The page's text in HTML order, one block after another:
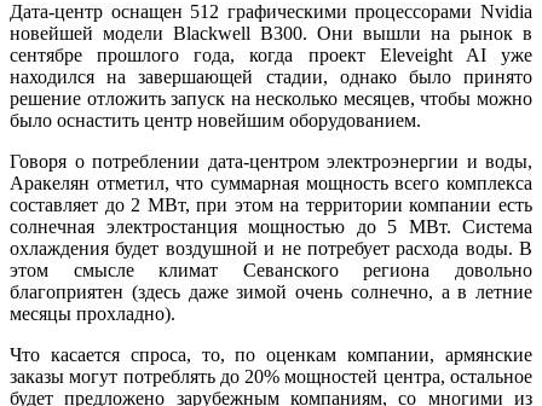
Дата-центр оснащен 512 графическими процессорами Nvidia
новейшей модели Blackwell B300. Они вышли на рынок в
сентябре прошлого года, когда проект Eleveight AI уже
находился на завершающей стадии, однако было принято
решение отложить запуск на несколько месяцев, чтобы можно
было оснастить центр новейшим оборудованием.
Говоря о потреблении дата-центром электроэнергии и воды,
Аракелян отметил, что суммарная мощность всего комплекса
составляет до 2 МВт, при этом на территории компании есть
солнечная электростанция мощностью до 5 МВт. Система
охлаждения будет воздушной и не потребует расхода воды. В
этом смысле климат Севанского региона довольно
благоприятен (здесь даже зимой очень солнечно, а в летние
месяцы прохладно).
Что касается спроса, то, по оценкам компании, армянские
заказы могут потреблять до 20% мощностей центра, остальное
будет предложено зарубежным компаниям, со многими из